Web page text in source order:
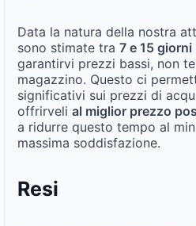
Data la natura della nostra
sono stimate tra 7 e 15
garantirvi prezzi bassi, non
magazzino. Questo ci
significativi sui prezzi di
offrirveli al miglior prezzo
a ridurre questo tempo al
massima soddisfazione.
Resi